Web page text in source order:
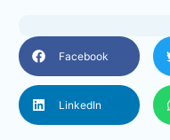
Facebook
LinkedIn